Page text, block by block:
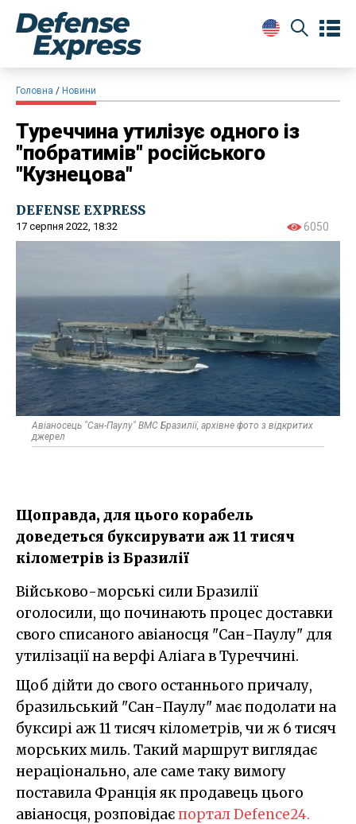
Головна Новини
Туреччина утилізує одного із
"побратимів" російського
"Кузнецова"
DEFENSE EXPRESS
17 серпня 2022, 18:32 6050
Авіаносець "Сан-Паулу" ВМС Бразилії, архівне фото з відкритих
джерел
Щоправда, для цього корабель
доведеться буксирувати аж 11 тисяч
кілометрів із Бразилії
Військово-морські сили Бразилії
оголосили, що починають процес доставки
свого списаного авіаносця "Сан-Паулу" для
утилізації на верфі Аліага в Туреччині.
Щоб дійти до свого останнього причалу,
бразильський "Сан-Паулу" має подолати на
буксирі аж 11 тисяч кілометрів, чи ж 6 тисяч
морських миль. Такий маршрут виглядає
нераціонально, але саме таку вимогу
поставила Франція як продавець цього
авіаносця, розповідаєпортал Defence24.